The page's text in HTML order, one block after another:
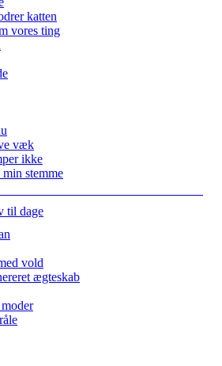
katten
vores ting
væk
ikke
stemme
til dage
vold
ægteskab